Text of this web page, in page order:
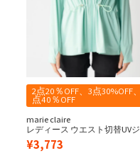
2点20％OFF、3点30%OFF
点40％OFF
marie claire
レディース ウエスト切替UV
ケット
¥3,773